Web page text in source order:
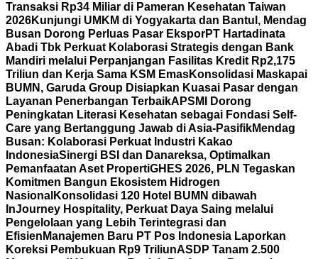
Transaksi Rp34 Miliar di Pameran Kesehatan Taiwan
2026Kunjungi UMKM di Yogyakarta dan Bantul, Mendag
Busan Dorong Perluas Pasar EksporPT Hartadinata
Abadi Tbk Perkuat Kolaborasi Strategis dengan Bank
Mandiri melalui Perpanjangan Fasilitas Kredit Rp2,175
Triliun dan Kerja Sama KSM EmasKonsolidasi Maskapai
BUMN, Garuda Group Disiapkan Kuasai Pasar dengan
Layanan Penerbangan TerbaikAPSMI Dorong
Peningkatan Literasi Kesehatan sebagai Fondasi Self-
Care yang Bertanggung Jawab di Asia-PasifikMendag
Busan: Kolaborasi Perkuat Industri Kakao
IndonesiaSinergi BSI dan Danareksa, Optimalkan
Pemanfaatan Aset PropertiGHES 2026, PLN Tegaskan
Komitmen Bangun Ekosistem Hidrogen
Nasional Konsolidasi 120 Hotel BUMN dibawah
InJourney Hospitality, Perkuat Daya Saing melalui
Pengelolaan yang Lebih Terintegrasi dan
Efisien Manajemen Baru PT Pos Indonesia Laporkan
Koreksi Pembukuan Rp9 TriliunASDP Tanam 2.500